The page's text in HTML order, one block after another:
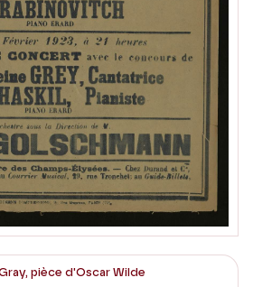
pièce d'Oscar Wilde